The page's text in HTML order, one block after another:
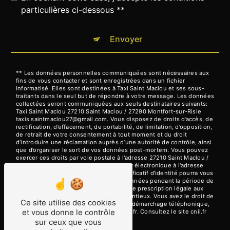
particulières ci-dessous **
Envoyer
** Les données personnelles communiquées sont nécessaires aux
fins de vous contacter et sont enregistrées dans un fichier
informatisé. Elles sont destinées à Taxi Saint Maclou et ses sous-
traitants dans le seul but de répondre à votre message. Les données
collectées seront communiquées aux seuls destinataires suivants:
Taxi Saint Maclou 27210 Saint Maclou / 27290 Montfort-sur-Risle
taxis.saintmaclou27@gmail.com. Vous disposez de droits d’accès, de
rectification, d’effacement, de portabilité, de limitation, d’opposition,
de retrait de votre consentement à tout moment et du droit
d’introduire une réclamation auprès d’une autorité de contrôle, ainsi
que d’organiser le sort de vos données post-mortem. Vous pouvez
exercer ces droits par voie postale à l'adresse 27210 Saint Maclou /
27290 Montfort-sur-Risle ou par courrier électronique à l'adresse
taxis.saintmaclou27@gmail.com. Un justificatif d'identité pourra vous
être demandé. Nous conservons vos données pendant la période de
prise de contact puis pendant la durée de prescription légale aux
fins probatoires et de gestion des contentieux. Vous avez le droit de
vous inscrire sur la liste d'opposition au démarchage téléphonique,
disponible à cette adresse: Bloctel.gouv.fr. Consultez le site cnil.fr
pour plus d’informations sur vos droits.
Ce site utilise des cookies
et vous donne le contrôle
sur ceux que vous